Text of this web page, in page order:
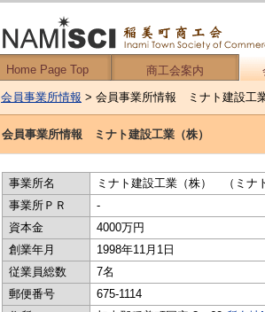
Home Page Top 商工会案内
会員事業所情報 > 会員事業所情報 ミナト建設工
会員事業所情報 ミナト建設工業（株）
事業所名
ミナト建設工業（株） （ミ
事業所ＰＲ
-
資本金
4000万円
創業年月
1998年11月1日
従業員総数
7名
郵便番号
675-1114